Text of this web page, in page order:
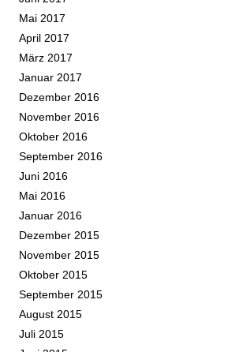
Mai 2017
April 2017
März 2017
Januar 2017
Dezember 2016
November 2016
Oktober 2016
September 2016
Juni 2016
Mai 2016
Januar 2016
Dezember 2015
November 2015
Oktober 2015
September 2015
August 2015
Juli 2015